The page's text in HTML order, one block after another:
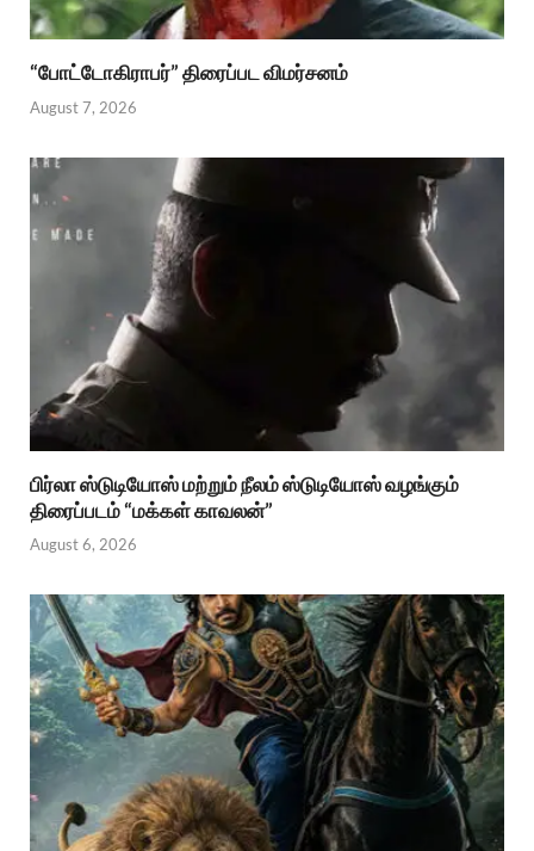
“போட்டோகிராபர்” திரைப்பட விமர்சனம்
August 7, 2026
பிர்லா ஸ்டுடியோஸ் மற்றும் நீலம் ஸ்டுடியோஸ் வழங்கும்
திரைப்படம் “மக்கள் காவலன்”
August 6, 2026